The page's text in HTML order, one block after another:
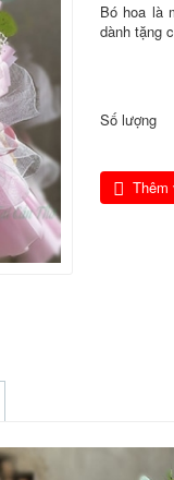
Bó hoa là
dành tặng
Số lượng
Thêm